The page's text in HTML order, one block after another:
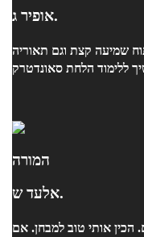
אופיר ג.
שמיעה קצת וגם תאוריה
המורה
אלעד ש.
הכין אותי טוב למבחן. אם